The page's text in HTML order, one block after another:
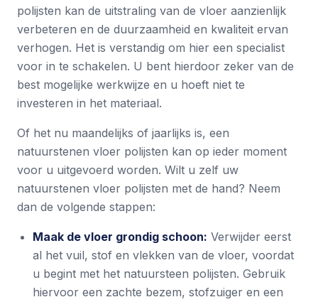
polijsten kan de uitstraling van de vloer aanzienlijk
verbeteren en de duurzaamheid en kwaliteit ervan
verhogen. Het is verstandig om hier een specialist
voor in te schakelen. U bent hierdoor zeker van de
best mogelijke werkwijze en u hoeft niet te
investeren in het materiaal.
Of het nu maandelijks of jaarlijks is, een
natuurstenen vloer polijsten kan op ieder moment
voor u uitgevoerd worden. Wilt u zelf uw
natuurstenen vloer polijsten met de hand? Neem
dan de volgende stappen:
Maak de vloer grondig schoon: Verwijder eerst
al het vuil, stof en vlekken van de vloer, voordat
u begint met het natuursteen polijsten. Gebruik
hiervoor een zachte bezem, stofzuiger en een